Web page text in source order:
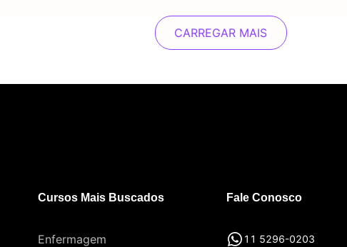
desejam se sobressair diante …
CARREGAR MAIS
Cursos Mais Buscados
Enfermagem
Fale Conosco
11 5296-0203